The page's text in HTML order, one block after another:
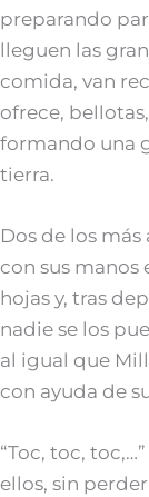
preparando
lleguen las
comida, van
ofrece,
formando una
tierra.
Dos de los
con sus manos
hojas y, tras
nadie se los
al igual que
con ayuda de
“Toc, toc,
ellos, sin